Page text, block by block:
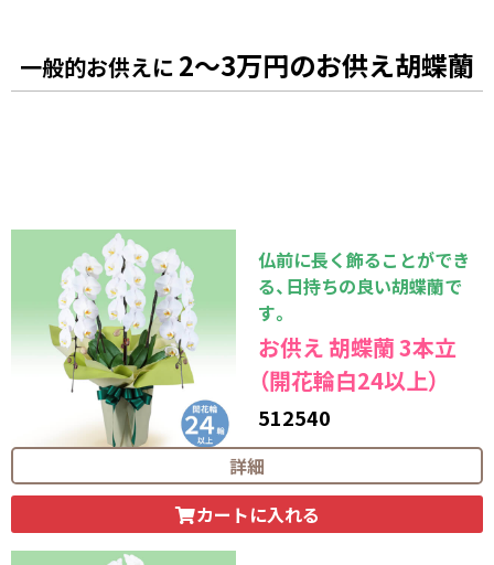
一般的お供えに 2～3万円のお供え胡蝶蘭
仏前に長く飾ることができ
る、日持ちの良い胡蝶蘭で
す。
お供え 胡蝶蘭 3本立
（開花輪白24以上）
512540
26,400
詳細
カートに入れる